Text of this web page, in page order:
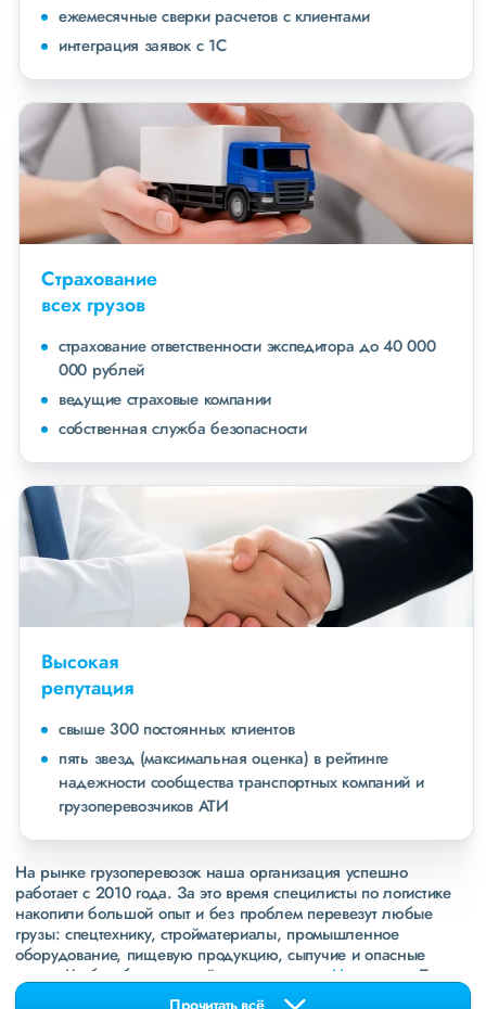
ежемесячные сверки расчетов с клиентами
интеграция заявок с 1С
Страхование
всех грузов
страхование ответственности экспедитора до 40 000
000 рублей
ведущие страховые компании
собственная служба безопасности
Высокая
репутация
свыше 300 постоянных клиентов
пять звезд (максимальная оценка) в рейтинге
надежности сообщества транспортных компаний и
грузоперевозчиков АТИ
На рынке грузоперевозок наша организация успешно
работает с 2010 года. За это время специлисты по логистике
накопили большой опыт и без проблем перевезут любые
грузы: спецтехнику, стройматериалы, промышленное
оборудование, пищевую продукцию, сыпучие и опасные
грузы. Чтобы убедиться зайдите в раздел
«Наш опыт»
. Там
свежие примеры перевозок, которые обновляются несколько
Прочитать всё